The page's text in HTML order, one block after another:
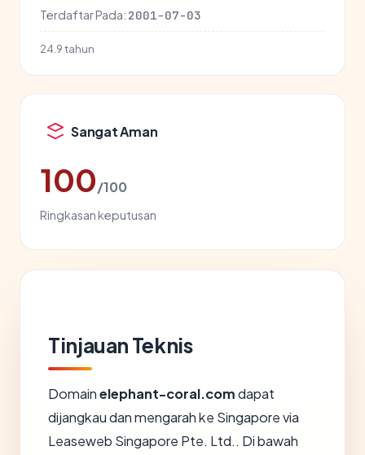
Terdaftar Pada: 2001-07-03
24.9 tahun
Sangat Aman
100/100
Ringkasan keputusan
Tinjauan Teknis
Domainelephant-coral.comdapat
dijangkau dan mengarah ke Singapore via
Leaseweb Singapore Pte. Ltd.. Di bawah